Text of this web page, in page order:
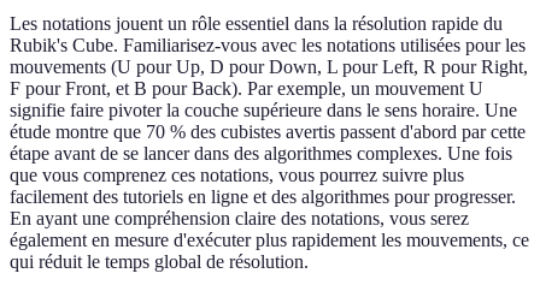
Les notations jouent un rôle essentiel dans la résolution rapide du
Rubik's Cube. Familiarisez-vous avec les notations utilisées pour les
mouvements (U pour Up, D pour Down, L pour Left, R pour Right,
F pour Front, et B pour Back). Par exemple, un mouvement U
signifie faire pivoter la couche supérieure dans le sens horaire. Une
étude montre que 70 % des cubistes avertis passent d'abord par cette
étape avant de se lancer dans des algorithmes complexes. Une fois
que vous comprenez ces notations, vous pourrez suivre plus
facilement des tutoriels en ligne et des algorithmes pour progresser.
En ayant une compréhension claire des notations, vous serez
également en mesure d'exécuter plus rapidement les mouvements, ce
qui réduit le temps global de résolution.